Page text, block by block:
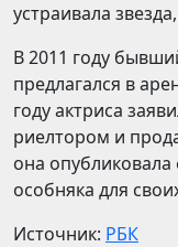
устраивала
В 2011 году
предлагался в
году актриса
риелтором и
она
особняка для
Источник: РБК